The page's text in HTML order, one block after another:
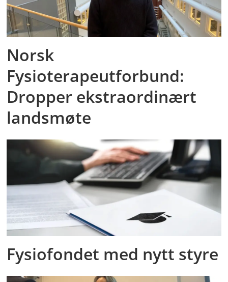
Norsk
Fysioterapeutforbund:
Dropper ekstraordinært
landsmøte
Fysiofondet med nytt styre